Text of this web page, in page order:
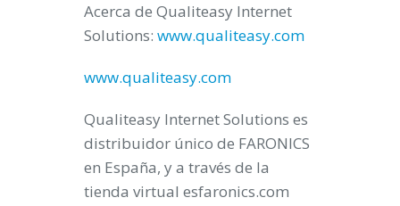
Acerca de Qualiteasy Internet
Solutions: www.qualiteasy.com
www.qualiteasy.com
Qualiteasy Internet Solutions es
distribuidor único de FARONICS
en España, y a través de la
tienda virtual esfaronics.com